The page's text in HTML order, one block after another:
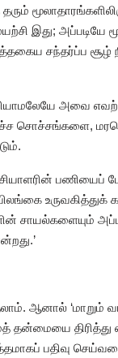
இது; அப்படியே
சந்தர்ப்ப
அவை
சொச்சங்களை,
பணியைப்
உருவகித்துக்
சாயல்களையும்
ஆனால் ‘மாறும்
தன்மையை திரித்து
பதிவு